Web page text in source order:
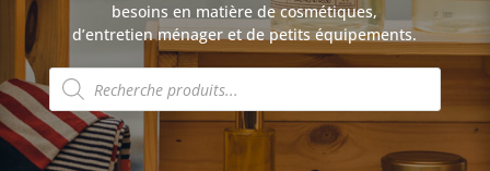
besoins en matière de cosmétiques,
d’entretien ménager et de petits équipements.
Recherche
de
produits